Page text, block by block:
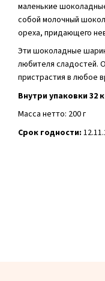
маленькие
собой молочный
ореха, придающего
Эти шоколадные
любителя сладостей.
пристрастия в любое
Внутри упаковки 32
Масса нетто: 200 г
Срок годности: